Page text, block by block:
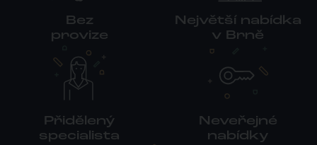
Bez
provize
Největší nabídka
v Brně
Přidělený
specialista
Neveřejné
nabídky